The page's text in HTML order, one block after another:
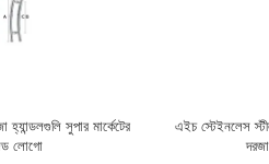
জনপ্রিয় অলঙ্কার অ্যালুমিনিয়াম বেড়া এবং গেট আনুষাঙ্গিক